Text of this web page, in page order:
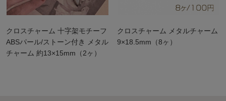
クロスチャーム 十字架モチーフ
ABSパール/ストーン付き メタル
チャーム 約13×15mm（2ヶ）
クロスチャーム メタルチャーム
9×18.5mm（8ヶ）